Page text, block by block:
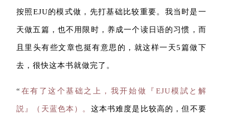
按照EJU的模式做，先打基础比较重要。我当时是一
天做五篇，也不用限时，养成一个读日语的习惯，而
且里头有些文章也挺有意思的，就这样一天5篇做下
去，很快这本书就做完了。
“ 在有了这个基础之上，我开始做『EJU模試と解
説』（天蓝色本）。 这本书难度是比较高的，但不要